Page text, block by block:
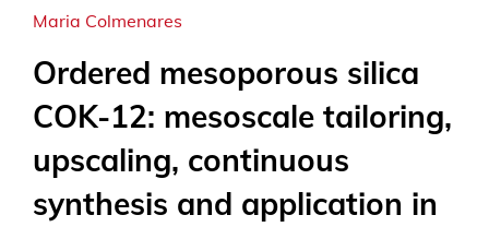
Maria Colmenares
Ordered mesoporous silica
COK-12: mesoscale tailoring,
upscaling, continuous
synthesis and application in